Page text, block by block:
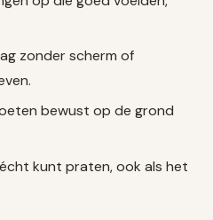
zonder scherm of
bewust op de grond
kunt praten, ook als het